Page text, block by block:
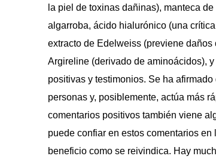
la piel de toxinas dañinas), manteca
algarroba, ácido hialurónico (una
extracto de Edelweiss (previene
Argireline (derivado de aminoácidos),
positivas y testimonios. Se ha
personas y, posiblemente, actúa más
comentarios positivos también viene
puede confiar en estos comentarios
beneficio como se reivindica. Hay